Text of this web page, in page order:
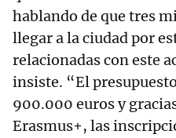
hablando de que tres
llegar a la ciudad por
relacionadas con este
insiste. “El
900.000 euros y
Erasmus+, las